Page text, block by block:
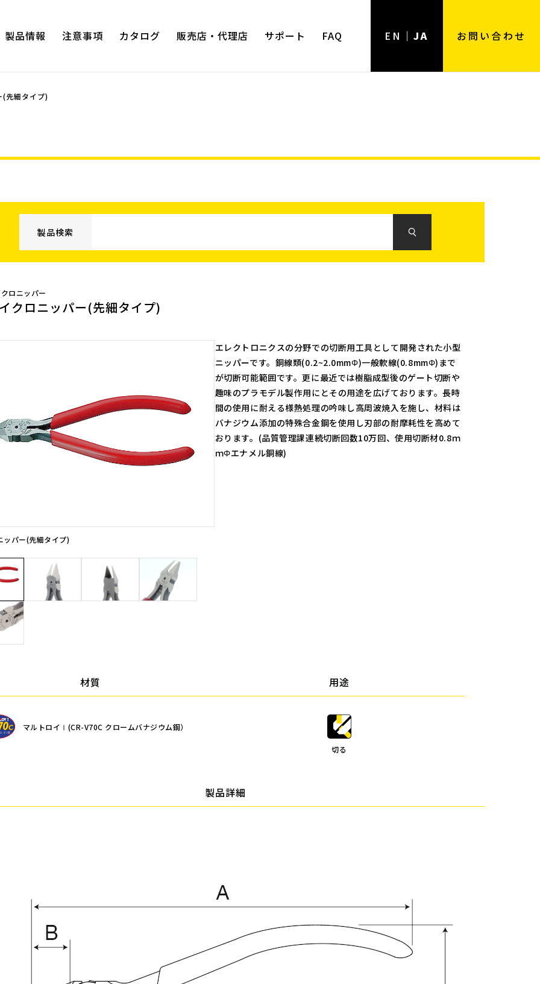
製品情報
ロホビ
・90度タ
用）
ワイヤーストリッパー
スナップリングプライヤー
マイクロヤットコ
メタペン
ハンディーダクトカッター
アジャストピンレンチ
精密作業用
住設用
注意事項 カタログ 販売店・代理店 サポート FAQ EN JA お問い合わせ
(先細タイプ)
製品検索
ロニッパー
クロニッパー(先細タイプ)
ッパー(先細タイプ)
エレクトロニクスの分野での切断用工具として開発された小型
ニッパーです。銅線類(0.2~2.0mmΦ)一般軟線(0.8mmΦ)まで
が切断可能範囲です。更に最近では樹脂成型後のゲート切断や
趣味のプラモデル製作用にとその用途を広げております。長時
間の使用に耐える様熱処理の吟味し高周波焼入を施し、材料は
バナジウム添加の特殊合金鋼を使用し刃部の耐摩耗性を高めて
おります。(品質管理課連続切断回数10万回、使用切断材0.8ｍ
ｍΦエナメル銅線)
材質
マルトロイⅠ(CR-V70C クロームバナジウム鋼）
用途
切る
製品詳細